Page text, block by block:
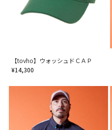
【tovho】ウォッシュドＣＡＰ
¥14,300